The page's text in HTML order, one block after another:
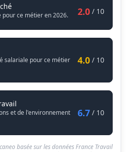
Responsable de station de lavage
pour ce métier en 2026. 2.0 / 10
de station de lavage
salariale pour ce métier
4.0 / 10
et de l'environnement
6.7 / 10
basée sur les données France Travail